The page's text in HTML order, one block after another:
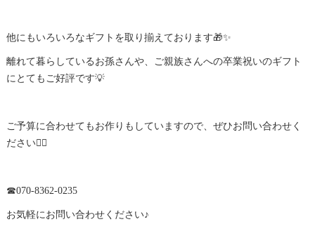
他にもいろいろなギフトを取り揃えております🎁✨
離れて暮らしているお孫さんや、ご親族さんへの卒業祝いのギフト
にとてもご好評です💡
ご予算に合わせてもお作りもしていますので、ぜひお問い合わせく
ださい🙇‍♀️
☎︎070-8362-0235
お気軽にお問い合わせください♪